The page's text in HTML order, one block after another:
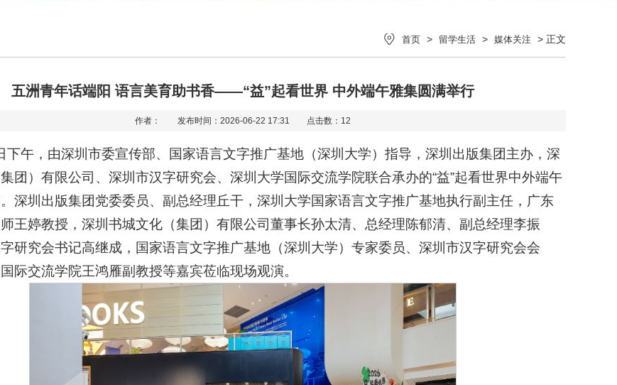
首页 > 留学生活 > 媒体关注 > 正文
五洲青年话端阳 语言美育助书香——“益”起看世界 中外端午雅集圆满举行
作者： 发布时间：2026-06-22 17:31 点击数： 12
下午，由深圳市委宣传部、国家语言文字推广基地（深圳大学）指导，深圳出版集团主办，深
团）有限公司、深圳市汉字研究会、深圳大学国际交流学院联合承办的“益”起看世界中外端午
深圳出版集团党委委员、副总经理丘干，深圳大学国家语言文字推广基地执行副主任，广东
王婷教授，深圳书城文化（集团）有限公司董事长孙太清、总经理陈郁清、副总经理李振
研究会书记高继成，国家语言文字推广基地（深圳大学）专家委员、深圳市汉字研究会会
际交流学院王鸿雁副教授等嘉宾莅临现场观演。